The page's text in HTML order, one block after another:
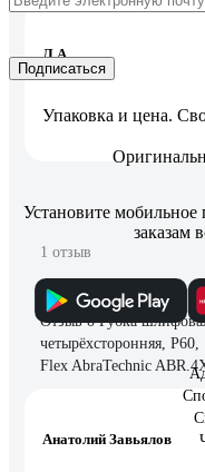
Л А.
Упаковка и цена.
1 отзыв
Отзыв о Губка
четырёхсторонняя,
Flex AbraTechnic
Анатолий Завьялов
Подписаться
Установите
заказам